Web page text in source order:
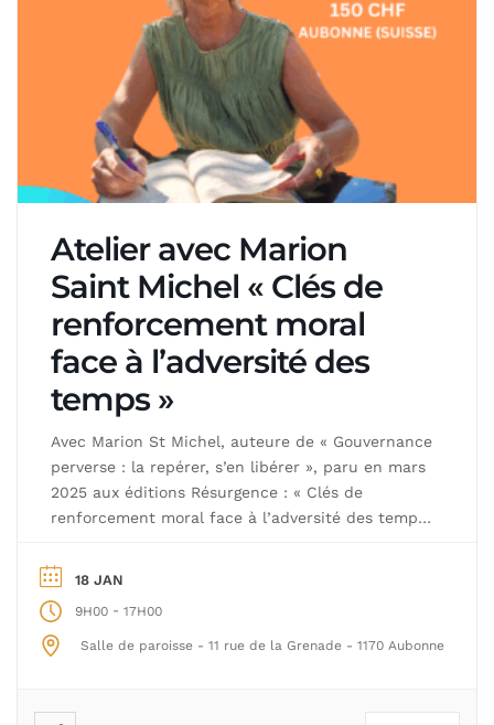
Atelier avec Marion
Saint Michel « Clés de
renforcement moral
face à l’adversité des
temps »
Avec Marion St Michel, auteure de « Gouvernance
perverse : la repérer, s’en libérer », paru en mars
2025 aux éditions Résurgence : « Clés de
renforcement moral face à l’adversité des temps:
souveraineté collective ». A travers des exercices
concrets, des temps de partage et la
transmission d’informations et d’outils de
discernement, […]
18 JAN
9H00 - 17H00
Salle de paroisse - 11 rue de la Grenade - 1170 Aubonne